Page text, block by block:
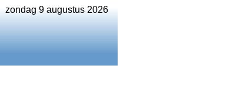
zondag 9 augustus 2026